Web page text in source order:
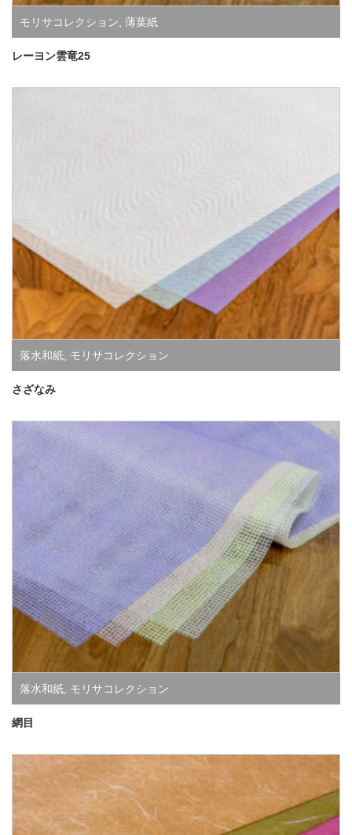
モリサコレクション, 薄葉紙
レーヨン雲竜25
落水和紙 モリサコレクション
さざなみ
落水和紙 モリサコレクション
網目